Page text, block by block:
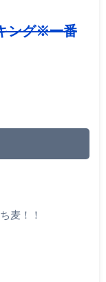
ング※一番
麦！！